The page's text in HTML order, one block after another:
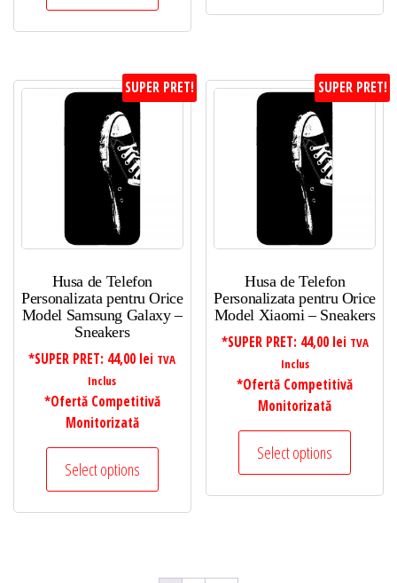
SUPER PRET!
Husa de Telefon
Personalizata pentru Orice
Model Samsung Galaxy –
Sneakers
*SUPER PRET: 44,00 lei TVA
Inclus
*Ofertă Competitivă
Monitorizată
Select options
SUPER PRET!
Husa de Telefon
Personalizata pentru Orice
Model Xiaomi – Sneakers
*SUPER PRET: 44,00 lei TVA
Inclus
*Ofertă Competitivă
Monitorizată
Select options